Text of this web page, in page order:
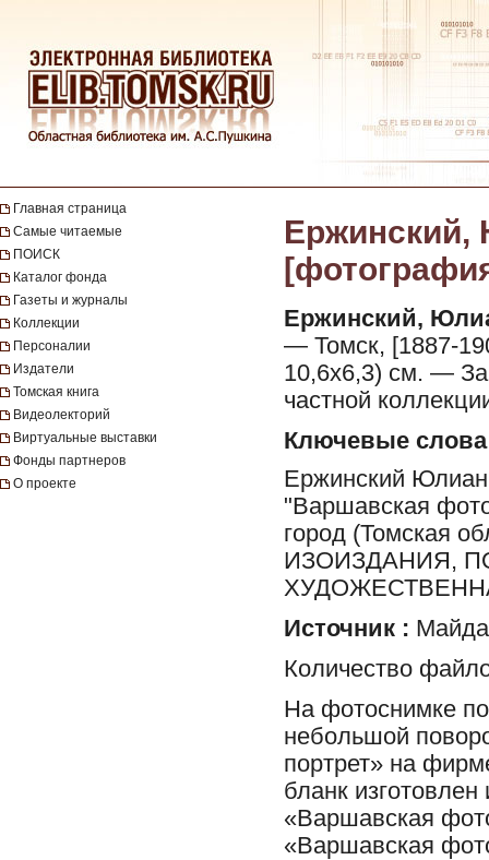
Главная страница
Самые читаемые
ПОИСК
Каталог фонда
Газеты и журналы
Коллекции
Персоналии
Издатели
Томская книга
Видеолекторий
Виртуальные выставки
Фонды партнеров
О проекте
Ержинский,
Ержинский,
— Томск, [1887-
10,6х6,3) см. —
частной
Ключевые слова
Ержинский
"Варшавская
город (Томская
ИЗОИЗДАНИЯ,
Источник :
Количество
На фотоснимке
небольшой
портрет» на
бланк
«Варшавская
«Варшавская